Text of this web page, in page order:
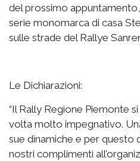
del prossimo
serie monomarca di casa
sulle strade del Rallye
Le Dichiarazioni:
“Il Rally Regione Piemonte
volta molto impegnativo.
sue dinamiche e per questo
nostri complimenti